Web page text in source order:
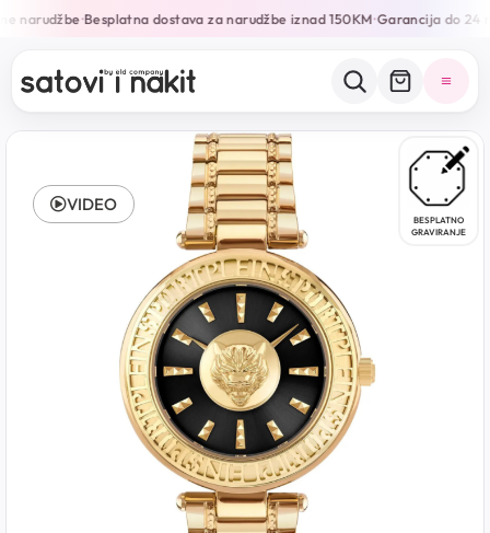
narudžbe•Besplatna dostava za narudžbe iznad 150KM•Garancija do 24
BESPLATNO
GRAVIRANJE
VIDEO